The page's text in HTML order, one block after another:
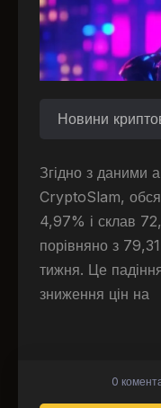
Новини
Згідно з даними
CryptoSlam,
4,97% і склав
порівняно з
тижня. Це
зниження цін на
0